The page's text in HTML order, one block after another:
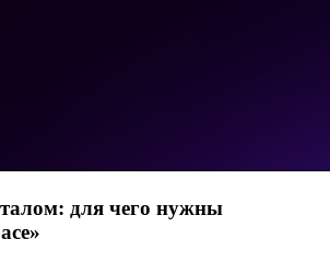
для чего нужны